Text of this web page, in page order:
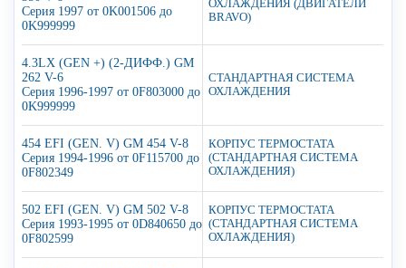
Серия 1997 от 0K001506 до
0K999999
ОХЛАЖДЕНИЯ (ДВИГАТЕЛИ
BRAVO)
4.3LX (GEN +) (2-ДИФФ.) GM
262 V-6
Серия 1996-1997 от 0F803000 до
0K999999
СТАНДАРТНАЯ СИСТЕМА
ОХЛАЖДЕНИЯ
454 EFI (GEN. V) GM 454 V-8
Серия 1994-1996 от 0F115700 до
0F802349
КОРПУС ТЕРМОСТАТА
(СТАНДАРТНАЯ СИСТЕМА
ОХЛАЖДЕНИЯ)
502 EFI (GEN. V) GM 502 V-8
Серия 1993-1995 от 0D840650 до
0F802599
КОРПУС ТЕРМОСТАТА
(СТАНДАРТНАЯ СИСТЕМА
ОХЛАЖДЕНИЯ)